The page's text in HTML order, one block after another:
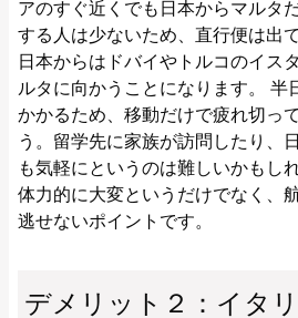
アのすぐ近くでも日本からマルタ
する人は少ないため、直行便は出
日本からはドバイやトルコのイス
ルタに向かうことになります。 半
かかるため、移動だけで疲れ切っ
う。留学先に家族が訪問したり、
も気軽にというのは難しいかもし
体力的に大変というだけでなく、
逃せないポイントです。
デメリット２：イタ